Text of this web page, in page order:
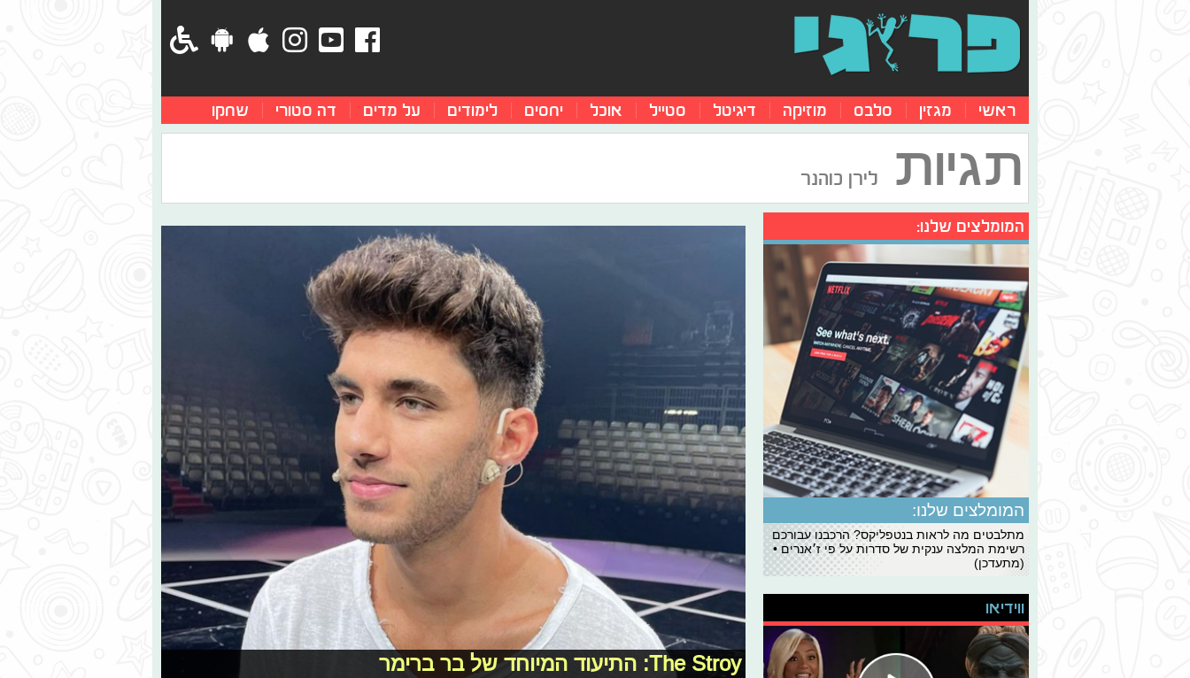
ראשי מגזין סלבס מוזיקה דיגיטל סטייל אוכל יחסים לימודים על מדים דה סטורי שחקו
תגיות לירן כוהנר
The Stroy: התיעוד המיוחד של בר ברימר
המומלצים שלנו:
המומלצים שלנו:
מתלבטים מה לראות בנטפליקס? הרכבנו עבורכם
רשימת המלצה ענקית של סדרות על פי ז׳אנרים •
(מתעדכן)
ווידיאו